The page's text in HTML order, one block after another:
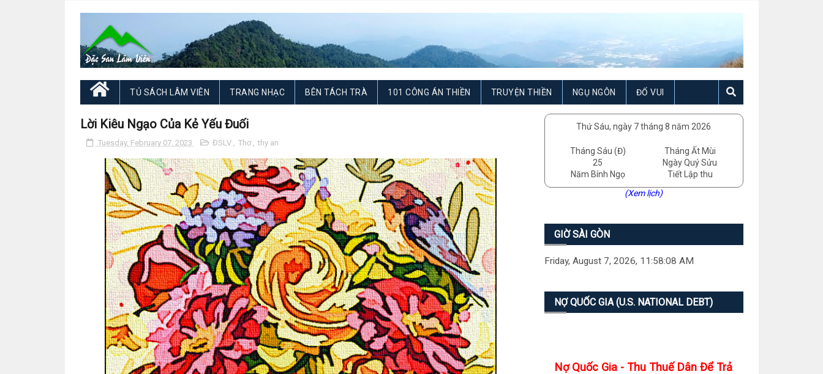
TỦ SÁCH LÂM VIÊN TRANG NHẠC BÊN TÁCH TRÀ 101 CÔNG ÁN THIỀN TRUYỆN THIỀN NGỤ NGÔN ĐỐ VUI
Lời Kiêu Ngạo Của Kẻ Yếu Đuối
Tuesday, February 07, 2023 ĐSLV , Thơ , thy an
Thứ Sáu, ngày 7 tháng 8 năm 2026
Tháng Sáu (Đ)
25
Năm Bính Ngọ
Tháng Ất Mùi
Ngày Quý Sửu
Tiết Lập thu
(Xem lịch)
GIỜ SÀI GÒN
Friday, August 7, 2026, 11:58:10 AM
NỢ QUỐC GIA (U.S. NATIONAL DEBT)
Nợ Quốc Gia - Thu Thuế Dân Để Trả